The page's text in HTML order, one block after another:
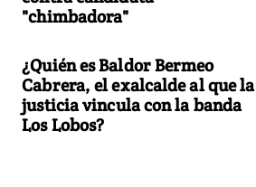
"chimbadora"
¿Quién es Baldor Bermeo
Cabrera, el exalcalde al que la
justicia vincula con la banda
Los Lobos?